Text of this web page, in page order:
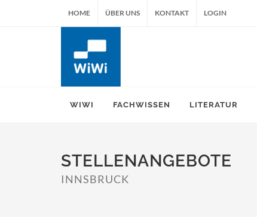
HOME ÜBER UNS KONTAKT LOGIN
WIWI FACHWISSEN LITERATUR
STELLENANGEBOTE
INNSBRUCK